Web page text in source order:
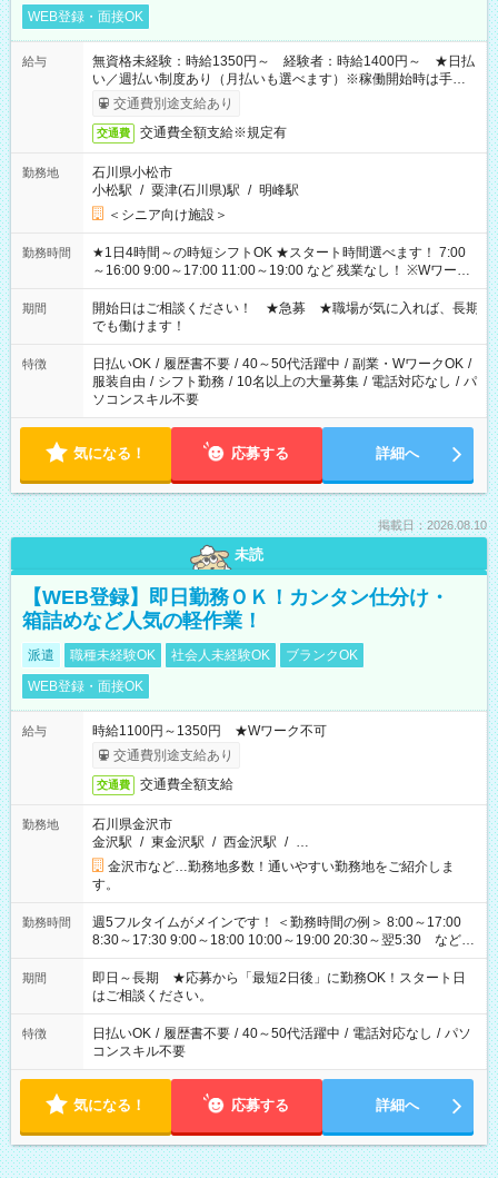
WEB登録・面接OK
給与
無資格未経験：時給1350円～ 経験者：時給1400円～ ★日払
い／週払い制度あり（月払いも選べます）※稼働開始時は手続き
完了次第のお支払いとなります。
交通費別途支給あり
交通費 交通費全額支給※規定有
勤務地
石川県小松市
小松駅 / 粟津(石川県)駅 / 明峰駅
＜シニア向け施設＞
勤務時間
★1日4時間～の時短シフトOK ★スタート時間選べます！ 7:00
～16:00 9:00～17:00 11:00～19:00 など 残業なし！ ※Wワーク
の場合、他のお仕事と合わせ週40時間超の就業はご案内できま
せん ※法令に基づき、週20時間以上勤務は社会保険への加入対
象となります ※労働者派遣法（日雇い派遣の原則禁止）によ
り、短時間・短期間の就業はご案内が難しい場合があります
期間
開始日はご相談ください！ ★急募 ★職場が気に入れば、長期
でも働けます！
特徴 日払いOK / 履歴書不要 / 40～50代活躍中 / 副業・WワークOK /
服装自由 / シフト勤務 / 10名以上の大量募集 / 電話対応なし / パ
ソコンスキル不要
気になる！ 応募する 詳細へ
掲載日：2026.08.10
未読
【WEB登録】即日勤務ＯＫ！カンタン仕分け・
箱詰めなど人気の軽作業！
派遣 職種未経験OK 社会人未経験OK
ブランクOK
WEB登録・面接OK
給与
時給1100円～1350円 ★Wワーク不可
交通費別途支給あり
交通費 交通費全額支給
勤務地
石川県金沢市
金沢駅 / 東金沢駅 / 西金沢駅 / …
金沢市など…勤務地多数！通いやすい勤務地をご紹介しま
す。
勤務時間
週5フルタイムがメインです！ ＜勤務時間の例＞ 8:00～17:00
8:30～17:30 9:00～18:00 10:00～19:00 20:30～翌5:30 など ★
その他にも勤務時間多数！ 日勤のみ、残業なし、交替制など
ご希望を教えてください！
期間
即日～長期 ★応募から「最短2日後」に勤務OK！スタート日
はご相談ください。
特徴 日払いOK / 履歴書不要 / 40～50代活躍中 / 電話対応なし / パソ
コンスキル不要
気になる！ 応募する 詳細へ